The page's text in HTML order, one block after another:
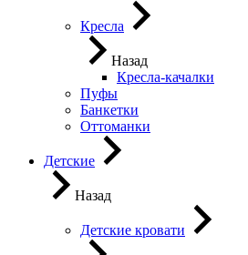
Кресла
Назад
Кресла-качалки
Пуфы
Банкетки
Оттоманки
Детские
Назад
Детские кровати